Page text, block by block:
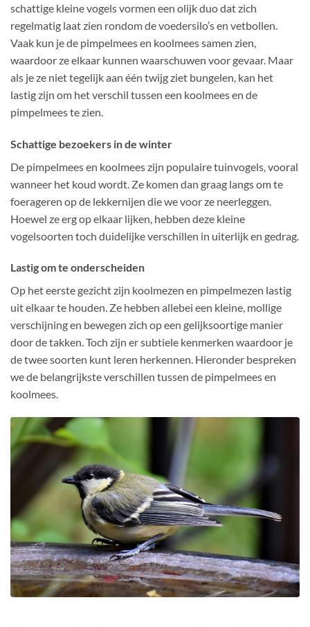
schattige kleine vogels vormen een olijk duo dat zich
regelmatig laat zien rondom de voedersilo’s en vetbollen.
Vaak kun je de pimpelmees en koolmees samen zien,
waardoor ze elkaar kunnen waarschuwen voor gevaar. Maar
als je ze niet tegelijk aan één twijg ziet bungelen, kan het
lastig zijn om het verschil tussen een koolmees en de
pimpelmees te zien.
Schattige bezoekers in de winter
De pimpelmees en koolmees zijn populaire tuinvogels, vooral
wanneer het koud wordt. Ze komen dan graag langs om te
foerageren op de lekkernijen die we voor ze neerleggen.
Hoewel ze erg op elkaar lijken, hebben deze kleine
vogelsoorten toch duidelijke verschillen in uiterlijk en gedrag.
Lastig om te onderscheiden
Op het eerste gezicht zijn koolmezen en pimpelmezen lastig
uit elkaar te houden. Ze hebben allebei een kleine, mollige
verschijning en bewegen zich op een gelijksoortige manier
door de takken. Toch zijn er subtiele kenmerken waardoor je
de twee soorten kunt leren herkennen. Hieronder bespreken
we de belangrijkste verschillen tussen de pimpelmees en
koolmees.